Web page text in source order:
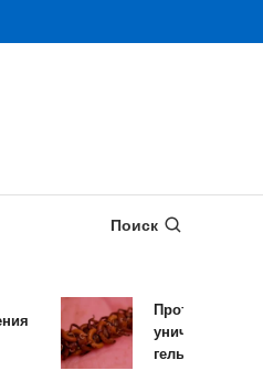
Поиск
уничтожает более
гельминтов за